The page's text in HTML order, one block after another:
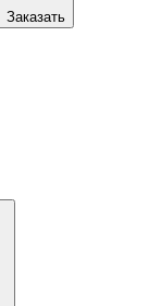
Заказать